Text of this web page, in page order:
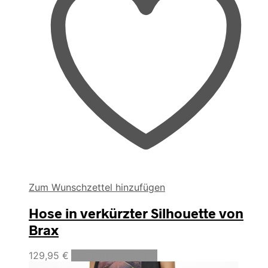
Zum Wunschzettel hinzufügen
Hose in verkürzter Silhouette von
Brax
129,95 €